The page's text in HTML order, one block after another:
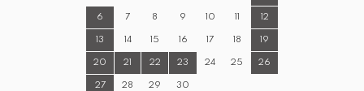
6 7 8 9 10 11 12
13 14 15 16 17 18 19
20 21 22 23 24 25 26
27 28 29 30